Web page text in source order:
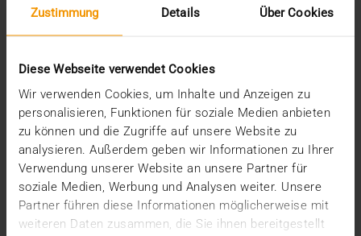
Zustimmung Details Über Cookies
Diese Webseite verwendet Cookies
Wir verwenden Cookies, um Inhalte und Anzeigen zu
personalisieren, Funktionen für soziale Medien anbieten
zu können und die Zugriffe auf unsere Website zu
analysieren. Außerdem geben wir Informationen zu Ihrer
Verwendung unserer Website an unsere Partner für
soziale Medien, Werbung und Analysen weiter. Unsere
Partner führen diese Informationen möglicherweise mit
weiteren Daten zusammen, die Sie ihnen bereitgestellt
Anzeige dar. In der Konsensuskonferenz sind die
erfolgt eine automatische Datenübermittlung an MaSc
Einsatz künstlicher Intelligenz
Der Mammo Report Manager bietet herstellerunabhäng
die Möglichkeit KI-Ergebnisse den Befundern im zu
befundenen Bild zur Verfügung zu stellen. Dabei ist
konfigurierbar, ob Erst- und Zweitbefunder die